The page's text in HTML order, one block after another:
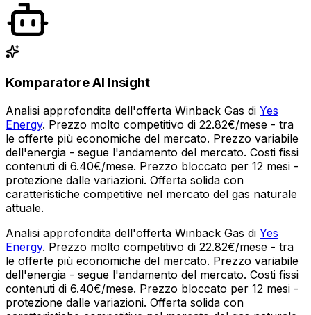
Komparatore AI Insight
Analisi approfondita dell'offerta Winback Gas di Yes
Energy. Prezzo molto competitivo di 22.82€/mese - tra
le offerte più economiche del mercato. Prezzo variabile
dell'energia - segue l'andamento del mercato. Costi fissi
contenuti di 6.40€/mese. Prezzo bloccato per 12 mesi -
protezione dalle variazioni. Offerta solida con
caratteristiche competitive nel mercato del gas naturale
attuale.
Analisi approfondita dell'offerta Winback Gas di Yes
Energy. Prezzo molto competitivo di 22.82€/mese - tra
le offerte più economiche del mercato. Prezzo variabile
dell'energia - segue l'andamento del mercato. Costi fissi
contenuti di 6.40€/mese. Prezzo bloccato per 12 mesi -
protezione dalle variazioni. Offerta solida con